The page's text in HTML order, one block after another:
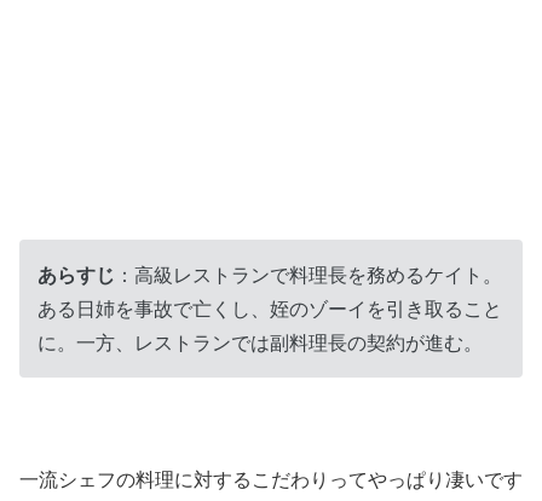
あらすじ ：高級レストランで料理長を務めるケイト。
ある日姉を事故で亡くし、姪のゾーイを引き取ること
に。一方、レストランでは副料理長の契約が進む。
一流シェフの料理に対するこだわりってやっぱり凄いです